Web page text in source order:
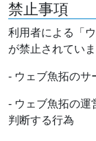
禁止事項
利用者による「
が禁止されていま
- ウェブ魚拓のサ
- ウェブ魚拓の運
判断する行為